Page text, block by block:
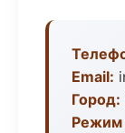
Email:
Город:
Режим